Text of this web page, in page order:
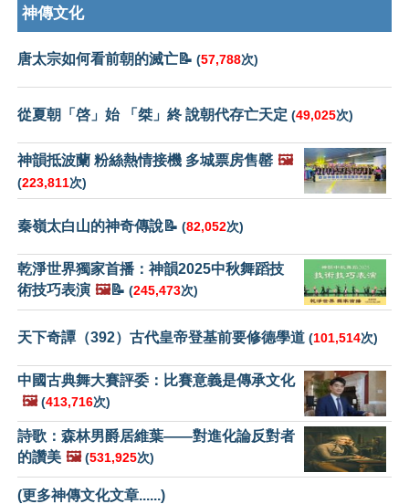
神傳文化
唐太宗如何看前朝的滅亡📝 (57,788次)
從夏朝「啓」始 「桀」終 說朝代存亡天定 (49,025次)
神韻抵波蘭 粉絲熱情接機 多城票房售罄 🖼️
(223,811次)
秦嶺太白山的神奇傳說📝 (82,052次)
乾淨世界獨家首播：神韻2025中秋舞蹈技
術技巧表演 🖼️📝 (245,473次)
天下奇譚（392）古代皇帝登基前要修德學道 (101,514次)
中國古典舞大賽評委：比賽意義是傳承文化
🖼️ (413,716次)
詩歌：森林男爵居維葉——對進化論反對者
的讚美 🖼️ (531,925次)
(更多神傳文化文章......)